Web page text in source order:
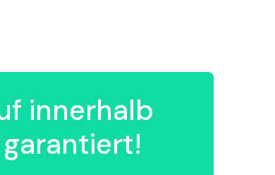
innerhalb